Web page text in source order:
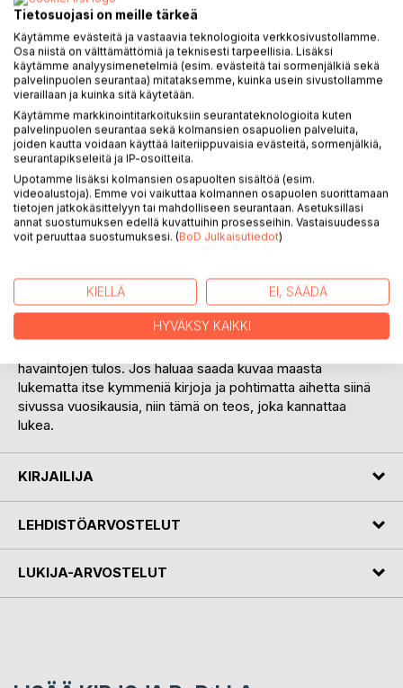
Thaimaan miehisyys on ollut jatkuvassa hankauksessa
ensin kolonialistisen paineen kanssa ja toisaalta Euroopasta
tulleiden vaikutusten kautta. Viimeisempänä on ollut
kosketus turisteihin.
Maahan tuli englantilaisen koulutuksen (Eton, Oxford)
saanut kuningas, joka alkoi muovata thaimaalaisia
maskuliinisempaan suuntaan. Esikuvana oli brittien
poikakoulut ja niiden tuottamat lojaalisuudet. Thaimaan oli
sitä kautta mahdollista päästä eroon sukulaisten
suosimiseen perustuvasta mallista ja perustaa
kansallisvaltio, jonka ihanteena oli veljellinen ajattelu maan
eliitin piirissä. Kuningas Vajiravudh ei koskaan mennyt
naimisiin. Hän ympäröi itsensä miehillä. Kirja peilaa sitä,
mieskuvassa.
Kun sitten länsimaalaisia sateenkaarimiehiä alkoi tulla
maahan miesten perässä, turistiministeri totesi 1980-luvun
alussa: jos sellaiselle on kysyntää...
havaintojen tulos. Jos haluaa saada kuvaa maasta
lukematta itse kymmeniä kirjoja ja pohtimatta aihetta siinä
sivussa vuosikausia, niin tämä on teos, joka kannattaa
lukea.
KIRJAILIJA
LEHDISTÖARVOSTELUT
LUKIJA-ARVOSTELUT
Tietosuojasi on meille tärkeä
Käytämme evästeitä ja vastaavia teknologioita verkkosivustollamme.
Osa niistä on välttämättömiä ja teknisesti tarpeellisia. Lisäksi
käytämme analyysimenetelmiä (esim. evästeitä tai sormenjälkiä sekä
palvelinpuolen seurantaa) mitataksemme, kuinka usein sivustollamme
vieraillaan ja kuinka sitä käytetään.
Käytämme markkinointitarkoituksiin seurantateknologioita kuten
palvelinpuolen seurantaa sekä kolmansien osapuolien palveluita,
joiden kautta voidaan käyttää laiteriippuvaisia evästeitä, sormenjälkiä,
seurantapikseleitä ja IP-osoitteita.
Upotamme lisäksi kolmansien osapuolten sisältöä (esim.
videoalustoja). Emme voi vaikuttaa kolmannen osapuolen suorittamaan
tietojen jatkokäsittelyyn tai mahdolliseen seurantaan. Asetuksillasi
annat suostumuksen edellä kuvattuihin prosesseihin. Vastaisuudessa
voit peruuttaa suostumuksesi. (BoD Julkaisutiedot)
KIELLÄ EI, SÄÄDÄ
HYVÄKSY KAIKKI